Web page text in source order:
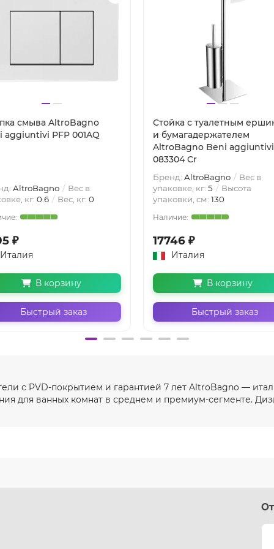
смыва AltroBagno
aggiuntivi PFP 001AQ
AltroBagno
Вес в
кг: 0.6 Вес, кг: 0
₽
Италия
В корзину
Быстрый заказ
Стойка с туалетным
и бумагадержателем
AltroBagno Beni aggiuntivi
083304 Cr
Бренд: AltroBagno
Вес в
упаковке, кг: 5
Высота
упаковки, см: 130
17746 ₽
Италия
В корзину
Быстрый заказ
с PVD-покрытием и гарантией 7 лет AltroBagno —
для ванных комнат в среднем и премиум-сегменте.